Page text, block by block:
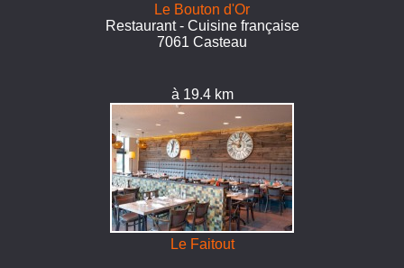
Le Bouton d'Or
Restaurant - Cuisine française
7061 Casteau
à 19.4 km
Le Faitout